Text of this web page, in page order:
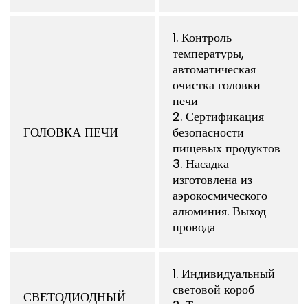
ГОЛОВКА ПЕЧИ
1. Контроль
температуры,
автоматическая
очистка головки
печи
2. Сертификация
безопасности
пищевых продуктов
3. Насадка
изготовлена ​​из
аэрокосмического
алюминия. Выход
провода
СВЕТОДИОДНЫЙ
1. Индивидуальный
световой короб